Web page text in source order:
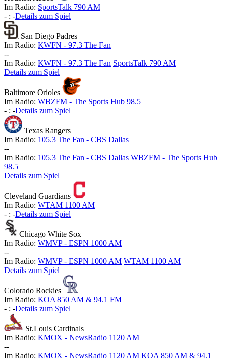
Im Radio: SportsTalk 790 AM
- : -Details zum Spiel
San Diego Padres
Im Radio: KWFN - 97.3 The Fan
--
Im Radio: KWFN - 97.3 The Fan SportsTalk 790 AM
Details zum Spiel
Baltimore Orioles
Im Radio: WBZFM - The Sports Hub 98.5
- : -Details zum Spiel
Texas Rangers
Im Radio: 105.3 The Fan - CBS Dallas
--
Im Radio: 105.3 The Fan - CBS Dallas WBZFM - The Sports Hub
98.5
Details zum Spiel
Cleveland Guardians
Im Radio: WTAM 1100 AM
- : -Details zum Spiel
Chicago White Sox
Im Radio: WMVP - ESPN 1000 AM
--
Im Radio: WMVP - ESPN 1000 AM WTAM 1100 AM
Details zum Spiel
Colorado Rockies
Im Radio: KOA 850 AM & 94.1 FM
- : -Details zum Spiel
St.Louis Cardinals
Im Radio: KMOX - NewsRadio 1120 AM
--
Im Radio: KMOX - NewsRadio 1120 AM KOA 850 AM & 94.1